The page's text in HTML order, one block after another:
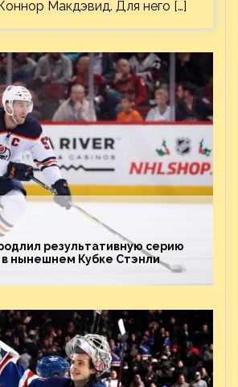
Макдэвид. Для него […]
результативную серию
нынешнем Кубке Стэнли